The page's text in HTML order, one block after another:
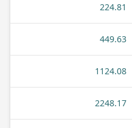
224.81
449.63
1124.08
2248.17